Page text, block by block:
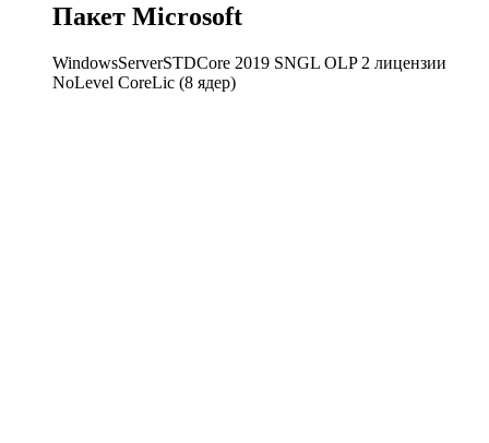
Пакет Microsoft
WindowsServerSTDCore 2019 SNGL OLP 2 лицензии
NoLevel CoreLic (8 ядер)